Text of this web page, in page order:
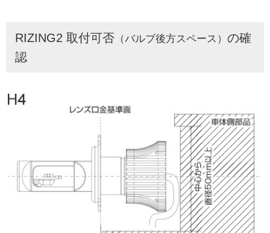
RIZING2 取付可否 （バルブ後方スペース） の確
認